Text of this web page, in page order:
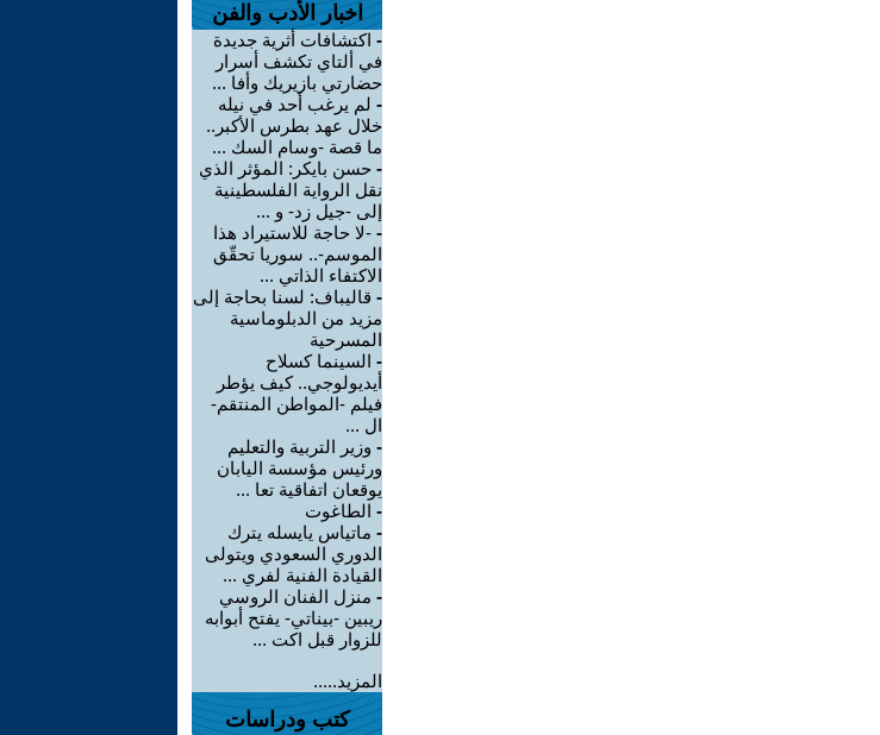
اخبار الأدب والفن
- اكتشافات أثرية جديدة
في ألتاي تكشف أسرار
حضارتي بازيريك وأفا ...
- لم يرغب أحد في نيله
خلال عهد بطرس الأكبر..
ما قصة -وسام السك ...
- حسن بايكر: المؤثر الذي
نقل الرواية الفلسطينية
إلى -جيل زد- و ...
- -لا حاجة للاستيراد هذا
الموسم-.. سوريا تحقّق
الاكتفاء الذاتي ...
- قاليباف: لسنا بحاجة إلى
مزيد من الدبلوماسية
المسرحية
- السينما كسلاح
أيديولوجي.. كيف يؤطر
فيلم -المواطن المنتقم-
ال ...
- وزير التربية والتعليم
ورئيس مؤسسة اليابان
يوقعان اتفاقية تعا ...
- الطاغوت
- ماتياس يايسله يترك
الدوري السعودي ويتولى
القيادة الفنية لفري ...
- منزل الفنان الروسي
ريبين -بيناتي- يفتح أبوابه
للزوار قبل اكت ...
المزيد.....
كتب ودراسات